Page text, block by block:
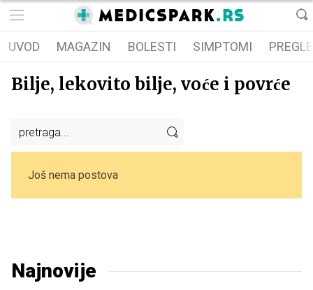
UVOD MAGAZIN BOLESTI SIMPTOMI
Bilje, lekovito bilje, voće i povrće
Još nema postova
Najnovije